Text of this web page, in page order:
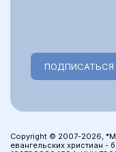
ПОДПИСАТЬСЯ
Copyright © 2007-2026,
евангельских христиан -